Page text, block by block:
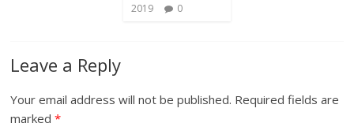
2019
0
Leave a Reply
Your email address will not be published. Required fields are
marked*